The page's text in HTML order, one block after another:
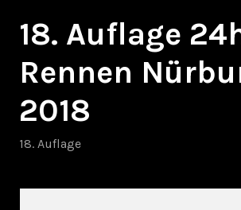
18. Auflage
Rennen
2018
18. Auflage